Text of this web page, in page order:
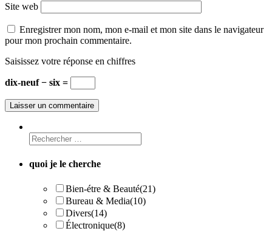
Site web
Enregistrer mon nom, mon e-mail et mon site dans le navigateur
pour mon prochain commentaire.
Saisissez votre réponse en chiffres
dix-neuf − six =
quoi je le cherche
Bien-étre & Beauté(21)
Bureau & Media(10)
Divers(14)
Électronique(8)